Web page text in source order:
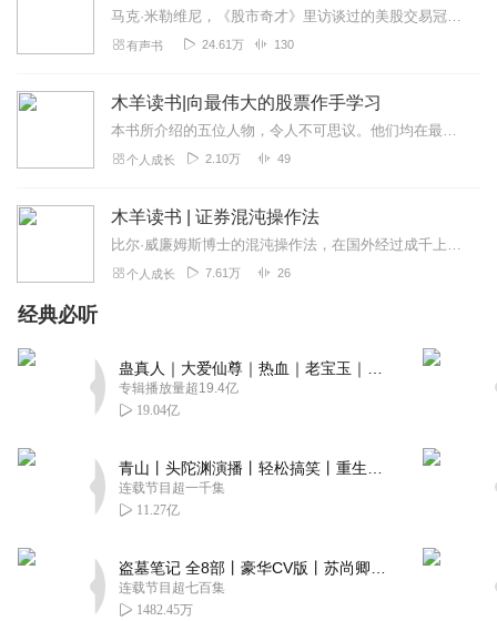
马克·米勒维尼，《股市奇才》里访谈过的美股交易冠军，曾经写过《股票魔法师》，《股票魔法师2：像冠军一样交易》，曾获美股交易冠军，他从几千美元起步，把他的个人交易...
有声书 24.61万 130
木羊读书|向最伟大的股票作手学习
本书所介绍的五位人物，令人不可思议。他们均在最具挑战性的事业即股票交易中取得了巨大成功，并成为其中的顶级人物。之所以称他们为顶级高手，是因为这几位均纵横股市数十...
个人成长 2.10万 49
木羊读书 | 证券混沌操作法
比尔·威廉姆斯博士的混沌操作法，在国外经过成千上万交易者的实践，其无可置疑的有效性和巨大价值得到了验证。混沌操作法从上个世纪末以来就开始风靡美国，得到了众多投资...
个人成长 7.61万 26
经典必听
专辑播放量超19.4亿
19.04亿
连载节目超一千集
11.27亿
连载节目超七百集
1482.45万